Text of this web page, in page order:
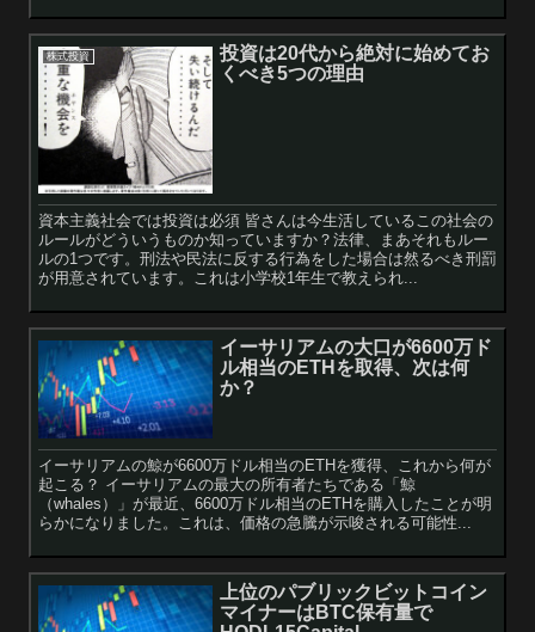
株式投資
投資は20代から絶対に始めてお
くべき5つの理由
資本主義社会では投資は必須 皆さんは今生活しているこの社会の
ルールがどういうものか知っていますか？法律、まあそれもルー
ルの1つです。刑法や民法に反する行為をした場合は然るべき刑罰
が用意されています。これは小学校1年生で教えられ...
イーサリアムの大口が6600万ド
ル相当のETHを取得、次は何
か？
イーサリアムの鯨が6600万ドル相当のETHを獲得、これから何が
起こる？ イーサリアムの最大の所有者たちである「鯨
（whales）」が最近、6600万ドル相当のETHを購入したことが明
らかになりました。これは、価格の急騰が示唆される可能性...
上位のパブリックビットコイン
マイナーはBTC保有量で